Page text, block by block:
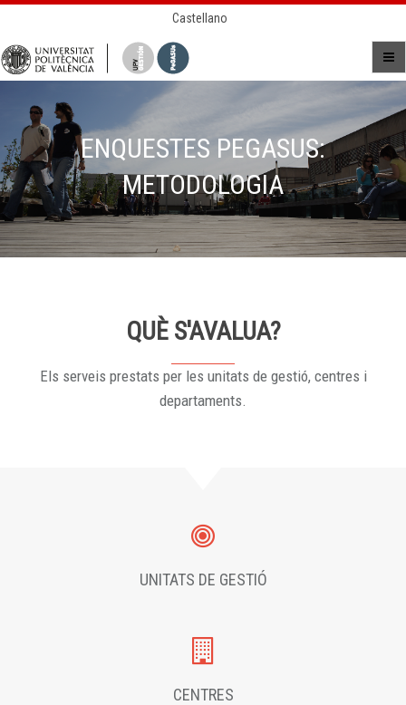
Castellano
ENQUESTES PEGASUS:
METODOLOGIA
QUÈ S'AVALUA?
Els serveis prestats per les unitats de gestió, centres i
departaments.
UNITATS DE GESTIÓ
CENTRES